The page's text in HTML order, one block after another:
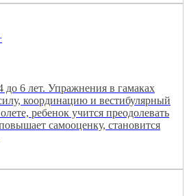
до 6 лет. Упражнения в гамаках
координацию и вестибулярный
ребенок учится преодолевать
самооценку, становится